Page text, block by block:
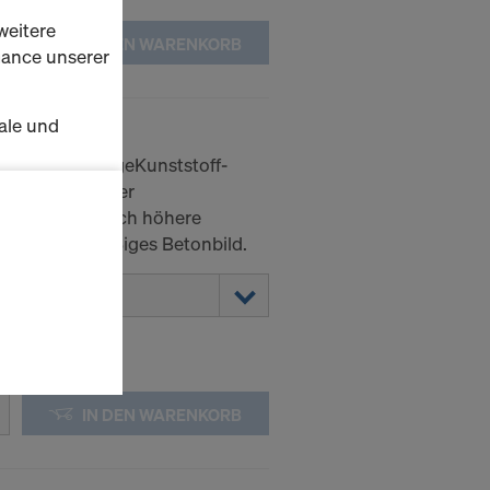
IN DEN WARENKORB
I
hochwertigeKunststoff-
fähiger
wesent lich höhere
Betonbild.
IN DEN WARENKORB
unserer
und
Sie der